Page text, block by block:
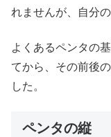
れませんが、自分
よくあるペンタの
てから、その前後
した。
ペンタの縦